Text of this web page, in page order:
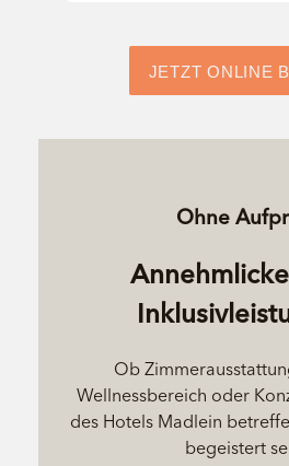
JETZT ONLINE
Ohne
Ob
Wellnessbereich oder
des Hotels Madlein
begeistert